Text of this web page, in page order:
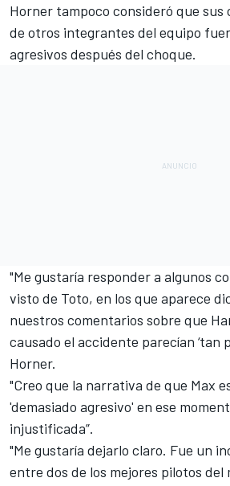
Horner tampoco consideró que sus
de otros integrantes del equipo
agresivos después del choque.
"Me gustaría responder a algunos
visto de Toto, en los que aparece
nuestros comentarios sobre que
causado el accidente parecían ‘tan
Horner.
"Creo que la narrativa de que Max
'demasiado agresivo' en ese
injustificada”.
"Me gustaría dejarlo claro. Fue un
entre dos de los mejores pilotos del